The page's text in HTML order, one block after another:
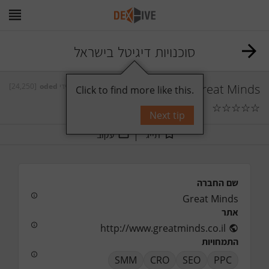
סוכנויות דיגיטל בישראל
Great Minds
☆
☆
☆
☆
☆
0 תגובות
תייג עקוב
שם החברה
Great Minds
אתר
http://www.greatminds.co.il
התמחויות
PPC
SEO
CRO
SMM
Click to find more like this.
Next tip